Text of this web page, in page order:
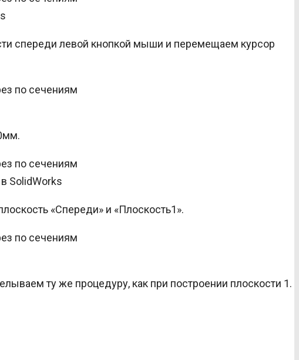
спереди левой кнопкой мыши и перемещаем курсор
SolidWorks
«Спереди» и «Плоскость1».
ту же процедуру, как при построении плоскости 1.